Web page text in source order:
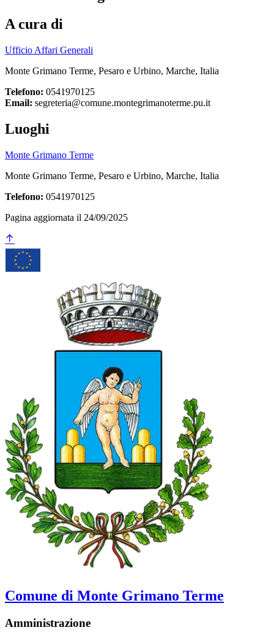
A cura di
Ufficio Affari Generali
Monte Grimano Terme, Pesaro e Urbino, Marche, Italia
Telefono: 0541970125
Email: segreteria@comune.montegrimanoterme.pu.it
Luoghi
Monte Grimano Terme
Monte Grimano Terme, Pesaro e Urbino, Marche, Italia
Telefono: 0541970125
Pagina aggiornata il 24/09/2025
Comune di Monte Grimano Terme
Amministrazione